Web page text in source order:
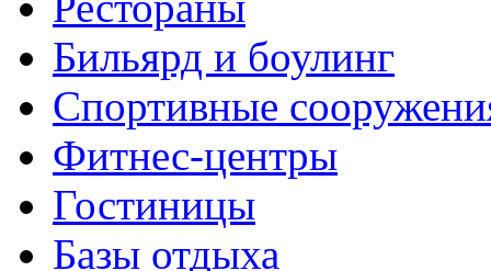
Бильярд и боулинг
Спортивные
Фитнес-центры
Гостиницы
Базы отдыха